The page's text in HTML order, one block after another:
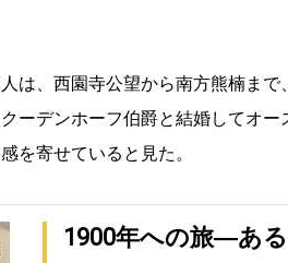
は、西園寺公望から南方熊楠ま
ーデンホーフ伯爵と結婚してオ
を寄せていると見た。
1900年への旅―あ